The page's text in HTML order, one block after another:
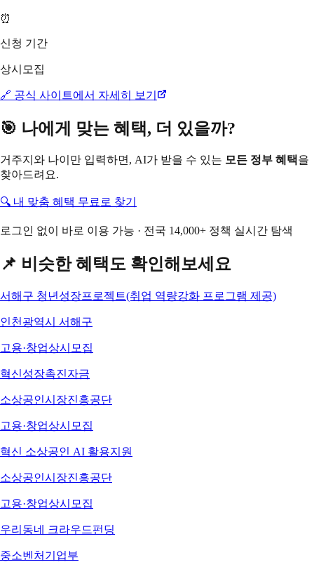
⏰
신청 기간
상시모집
🔗 공식 사이트에서 자세히 보기
🎯 나에게 맞는 혜택, 더 있을까?
거주지와 나이만 입력하면, AI가 받을 수 있는 모든 정부 혜택을
찾아드려요.
🔍 내 맞춤 혜택 무료로 찾기
로그인 없이 바로 이용 가능 · 전국 14,000+ 정책 실시간 탐색
📌 비슷한 혜택도 확인해보세요
서해구 청년성장프로젝트(취업 역량강화 프로그램 제공)
인천광역시 서해구
고용·창업상시모집
혁신성장촉진자금
소상공인시장진흥공단
고용·창업상시모집
혁신 소상공인 AI 활용지원
소상공인시장진흥공단
고용·창업상시모집
우리동네 크라우드펀딩
중소벤처기업부